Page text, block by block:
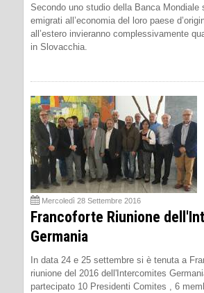
Secondo uno studio della Banca Mondiale
emigrati all’economia del loro paese
all’estero invieranno complessivamente
in Slovacchia.
Mercoledì 28 Settembre 2016
Francoforte Riunione
Germania
In data 24 e 25 settembre si è tenuta a
riunione del 2016 dell'Intercomites
partecipato 10 Presidenti Comites , 6